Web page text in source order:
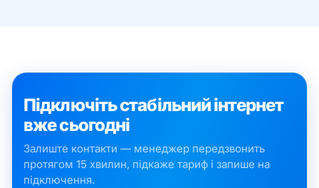
Підключіть стабільний інтернет
вже сьогодні
Залиште контакти — менеджер передзвонить
протягом 15 хвилин, підкаже тариф і запише на
підключення.